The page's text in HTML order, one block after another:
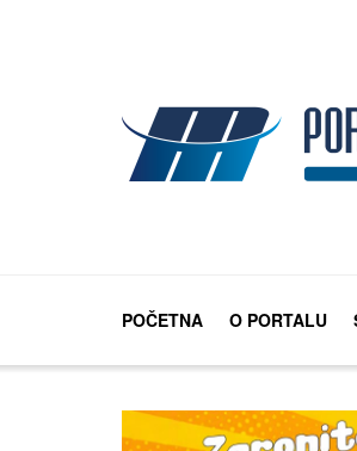
POČETNA O PORTALU